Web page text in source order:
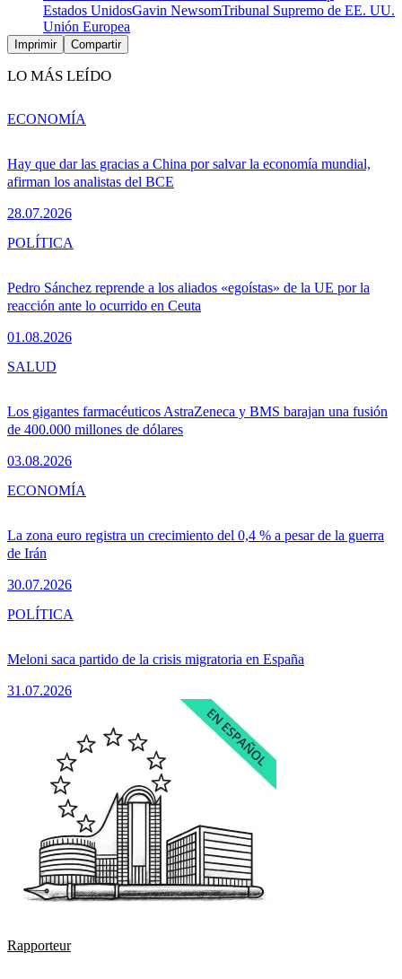
Estados UnidosGavin NewsomTribunal Supremo de EE. UU.
Unión Europea
Imprimir Compartir
LO MÁS LEÍDO
Hay que dar las gracias a China por salvar la economía mundial,
afirman los analistas del BCE
28.07.2026
ECONOMÍA
Pedro Sánchez reprende a los aliados «egoístas» de la UE por la
reacción ante lo ocurrido en Ceuta
01.08.2026
POLÍTICA
Los gigantes farmacéuticos AstraZeneca y BMS barajan una fusión
de 400.000 millones de dólares
03.08.2026
SALUD
La zona euro registra un crecimiento del 0,4 % a pesar de la guerra
de Irán
30.07.2026
ECONOMÍA
Meloni saca partido de la crisis migratoria en España
31.07.2026
POLÍTICA
Rapporteur